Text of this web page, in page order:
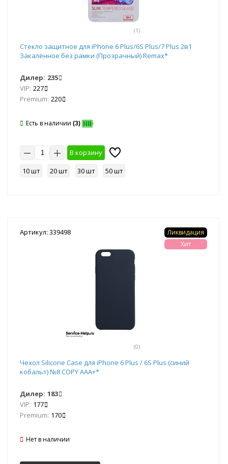
(1)
Стекло защитное для iPhone 6 Plus/6S Plus/7 Plus 2в1
Закалённое без рамки (Прозрачный) Remax*
Дилер: 235
VIP: 227
Premium: 220
Есть в наличии (3)
В корзину
10 шт
20 шт 30 шт 50 шт
Артикул: 339498
(0)
Ликвидация
Хит
Чехол Silicone Case для iPhone 6 Plus / 6S Plus (синий
кобальт) №8 COPY AAA+*
Дилер: 183
VIP: 177
Premium: 170
Нет в наличии